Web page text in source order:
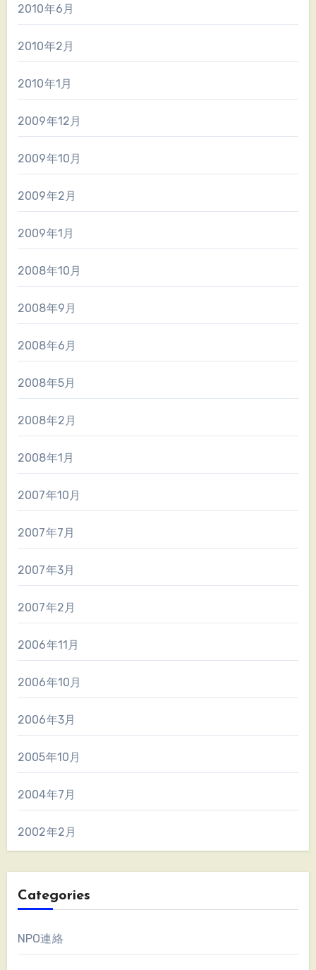
2010年6月
2010年2月
2010年1月
2009年12月
2009年10月
2009年2月
2009年1月
2008年10月
2008年9月
2008年6月
2008年5月
2008年2月
2008年1月
2007年10月
2007年7月
2007年3月
2007年2月
2006年11月
2006年10月
2006年3月
2005年10月
2004年7月
2002年2月
Categories
NPO連絡